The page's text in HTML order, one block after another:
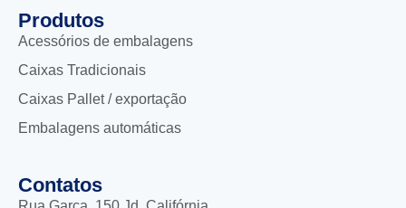
Produtos
Acessórios de embalagens
Caixas Tradicionais
Caixas Pallet / exportação
Embalagens automáticas
Contatos